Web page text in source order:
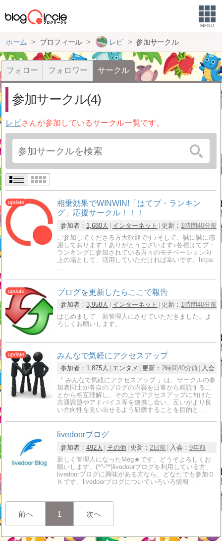
MENU
ホーム プロフィール レビ 参加サークル
フォロー フォロワー サークル
参加サークル(4)
レビさんが参加しているサークル一覧です。
相乗効果でWINWIN!「はてブ・ランキン
グ」応援サークル！！！
参加者： 1,680人 インターネット 更新： 1時間40分前
ご参加してくださる方大歓迎です♪そして、誠に誠に感
謝しております！ありがとうございます♪各種はてブ・
ランキングに参加されている方々のモチベーション向
上の場として、活用していただければ幸いです。https:
ブログを更新したらここで報告
参加者： 3,958人 インターネット 更新： 1時間40分前
はじめまして 新管理人にさせていただきました。よ
ろしくお願いします。
みんなで気軽にアクセスアップ
参加者： 1,875人 エンタメ 更新： 2時間40分前 入会：
『 みんなで気軽にアクセスアップ 』は、サークルの参
加者同士が各自のブログの内容を日常から精読するこ
とから相互理解し、その上でアクセスアップに向けた
共通課題やアドバイス等を連携し合い、互いがより良
い方向性を見い出せるよう研鑽することを目的と…
livedoorブログ
参加者： 492人 その他 更新： 2日前 入会： 9年前
新しく管理人になったMeg★です。どうぞよろしくお
願いします。(*^-^*)livedoorブログを利用している方、
livedoorブログに興味がある方なら、どなたでも参加Ｏ
Ｋです。livedoorブログについていろいろ情報…
前へ 1 次へ